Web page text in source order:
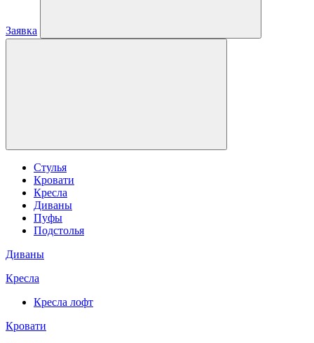
Заявка
Стулья
Кровати
Кресла
Диваны
Пуфы
Подстолья
Диваны
Кресла
Кресла лофт
Кровати